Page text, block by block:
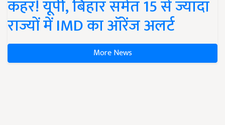
कहर! यूपी, बिहार समेत 15 से ज्यादा
राज्यों में IMD का ऑरेंज अलर्ट
More News